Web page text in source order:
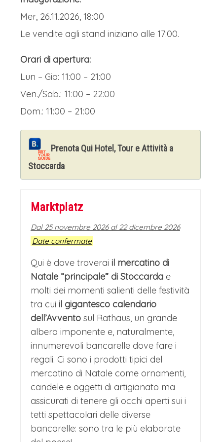
Dopo la colazione il gruppo si sposterà
con mezzi locali nella vicina Esslingen,
una vera e propria chicca di questo
viaggio. Nella suggestiva cornice del
suo centro storico medievale, Esslingen
am Neckar offre un'esperienza
natalizia che è un vero viaggio nel
tempo.Il suo celebre Mercatino
Medievale di Natale non è una
semplice aggiunta, ma un universo
parallelo che catapulta i visitatori in
Natale si fonde con il fascino antico dei
mestieri dimenticati.L'atmosfera è
profondamente suggestiva: la luce
tremula delle torce e dei falò illumina le
facce di artigiani in costume che
forgiano il ferro, lavorano il cuoio e
soffiano il vetro con tecniche secolari.
Il profumo non è solo quello classico
del vin brulé, ma anche dell'idromele
servito in corna e della carne arrostita
su fuochi aperti. Giullari, mangiafuoco e
musici itineranti animano le viuzze
acciottolate, mentre le imponenti case
a graticcio fanno da quinta a questo
Mer, 26.11.2026, 18:00
Le vendite agli stand iniziano alle 17:00.
Orari di apertura:
Lun – Gio: 11:00 – 21:00
Ven./Sab.: 11:00 – 22:00
Dom.: 11:00 – 21:00
Prenota Qui Hotel, Tour e Attività a
Stoccarda
Marktplatz
Dal 25 novembre 2026 al 22 dicembre 2026
Date confermate
Qui è dove troverai il mercatino di
Natale “principale” di Stoccarda e
molti dei momenti salienti delle festività
tra cui il gigantesco calendario
dell’Avvento sul Rathaus, un grande
albero imponente e, naturalmente,
innumerevoli bancarelle dove fare i
regali. Ci sono i prodotti tipici del
mercatino di Natale come ornamenti,
candele e oggetti di artigianato ma
assicurati di tenere gli occhi aperti sui i
tetti spettacolari delle diverse
bancarelle: sono tra le più elaborate